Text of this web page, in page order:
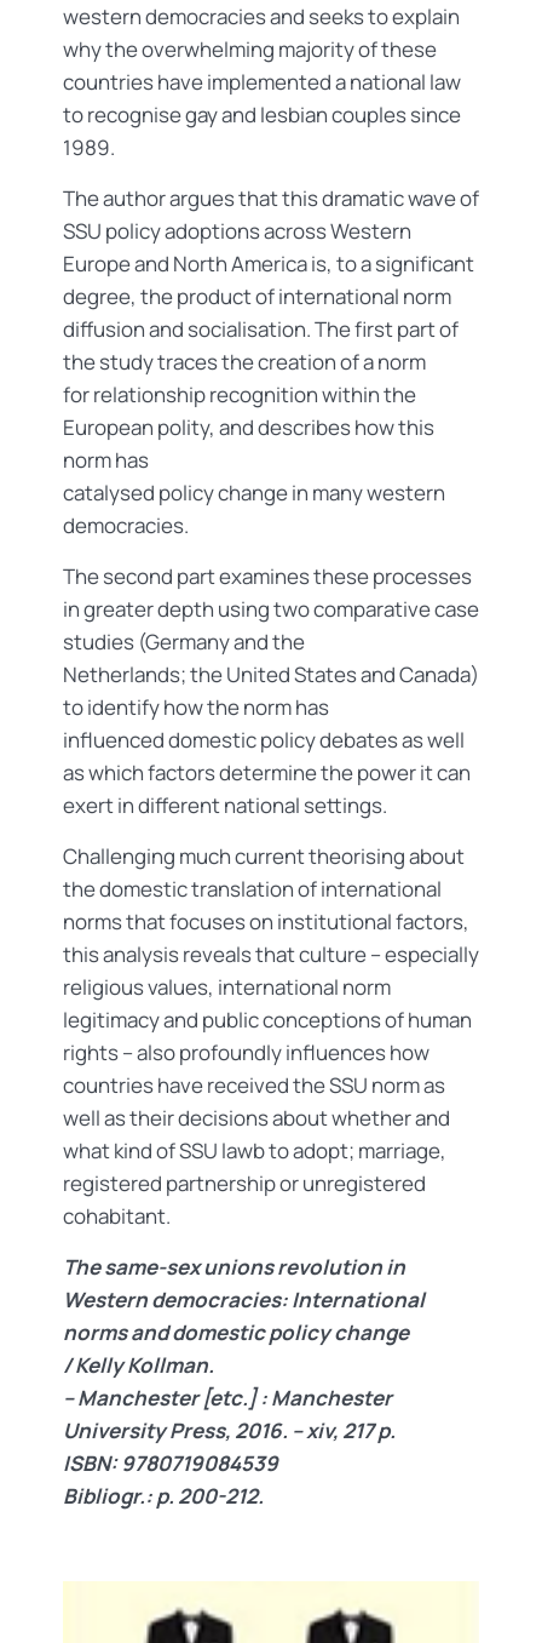
western democracies and seeks to explain
why the overwhelming majority of these
countries have implemented a national law
to recognise gay and lesbian couples since
1989.
The author argues that this dramatic wave of
SSU policy adoptions across Western
Europe and North America is, to a significant
degree, the product of international norm
diffusion and socialisation. The first part of
the study traces the creation of a norm
for relationship recognition within the
European polity, and describes how this
norm has
catalysed policy change in many western
democracies.
The second part examines these processes
in greater depth using two comparative case
studies (Germany and the
Netherlands; the United States and Canada)
to identify how the norm has
influenced domestic policy debates as well
as which factors determine the power it can
exert in different national settings.
Challenging much current theorising about
the domestic translation of international
norms that focuses on institutional factors,
this analysis reveals that culture – especially
religious values, international norm
legitimacy and public conceptions of human
rights – also profoundly influences how
countries have received the SSU norm as
well as their decisions about whether and
what kind of SSU lawb to adopt; marriage,
registered partnership or unregistered
cohabitant.
The same-sex unions revolution in
Western democracies: International
norms and domestic policy change
/ Kelly Kollman.
– Manchester [etc.] : Manchester
University Press, 2016. – xiv, 217 p.
ISBN: 9780719084539
Bibliogr.: p. 200-212.